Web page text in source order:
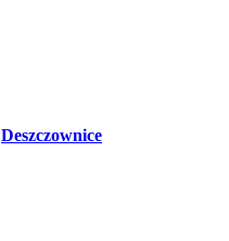
Deszczownice